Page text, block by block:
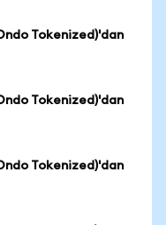
Tokenized)'dan
Tokenized)'dan
Tokenized)'dan